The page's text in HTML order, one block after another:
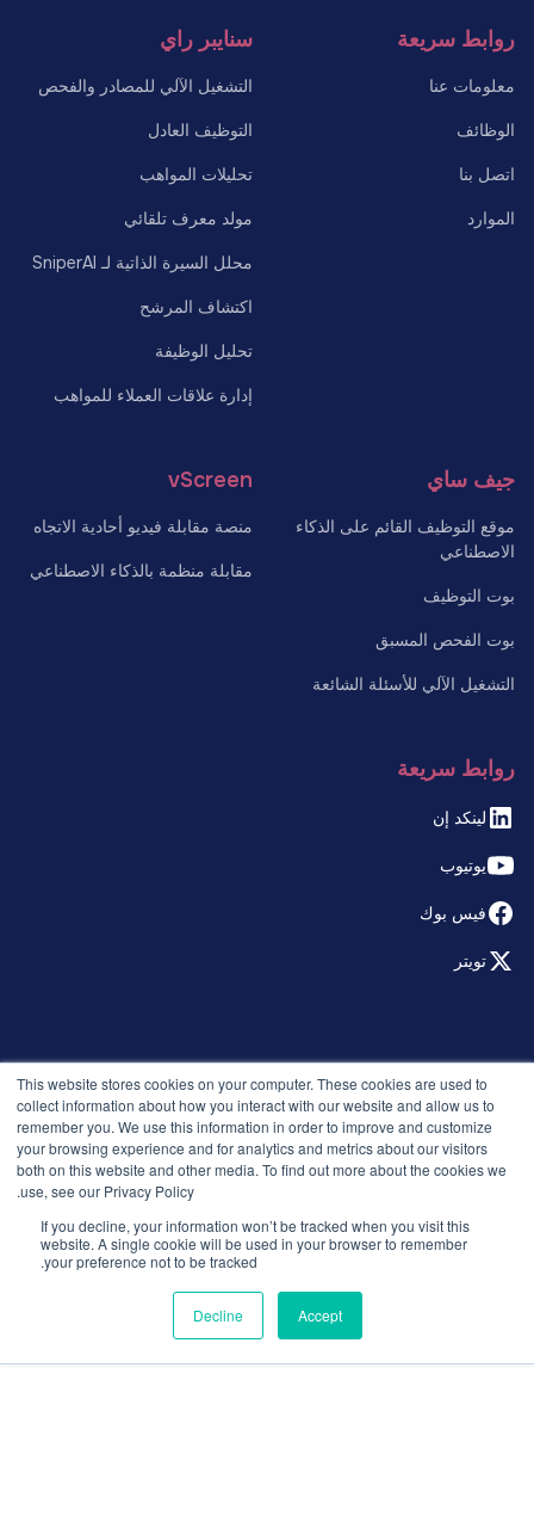
This website stores cookies on your computer. These cookies are used to
collect information about how you interact with our website and allow us to
remember you. We use this information in order to improve and customize
your browsing experience and for analytics and metrics about our visitors
both on this website and other media. To find out more about the cookies we
use, see our Privacy Policy.
If you decline, your information won’t be tracked when you visit this
website. A single cookie will be used in your browser to remember
your preference not to be tracked.
Accept
Decline
روابط سريعة
معلومات عنا
الوظائف
اتصل بنا
الموارد
سنايبر راي
التشغيل الآلي للمصادر والفحص
التوظيف العادل
تحليلات المواهب
مولد معرف تلقائي
محلل السيرة الذاتية لـ SniperAI
اكتشاف المرشح
تحليل الوظيفة
إدارة علاقات العملاء للمواهب
جيف ساي
موقع التوظيف القائم على الذكاء
الاصطناعي
بوت التوظيف
بوت الفحص المسبق
التشغيل الآلي للأسئلة الشائعة
vScreen
منصة مقابلة فيديو أحادية الاتجاه
مقابلة منظمة بالذكاء الاصطناعي
روابط سريعة
لينكد إن
يوتيوب
فيس بوك
تويتر
سياسة الخصوصية
الإصدارات
الأمان والامتثال
الشروط والأحكام